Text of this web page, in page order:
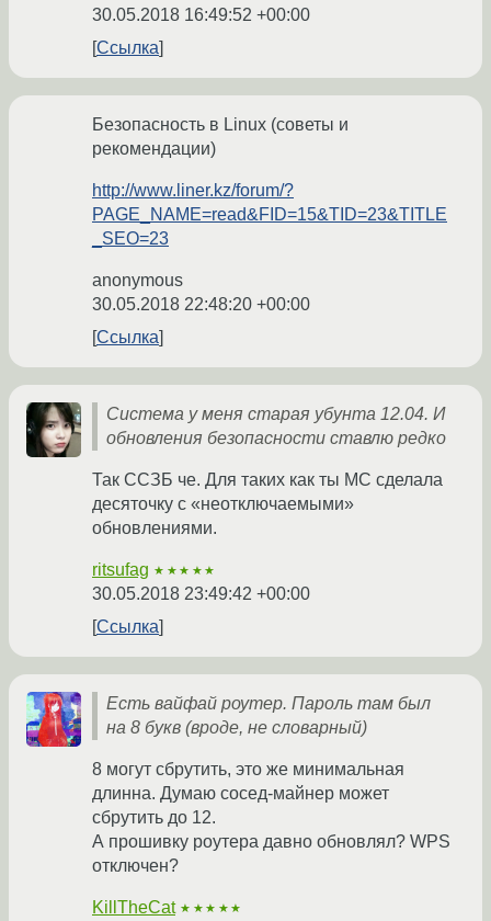
30.05.2018 16:49:52 +00:00
Ссылка
Безопасность в Linux (cоветы и
рекомендации)
http://www.liner.kz/forum/?
PAGE_NAME=read&FID=15&TID=23&TITLE
_SEO=23
anonymous
30.05.2018 22:48:20 +00:00
Ссылка
Система у меня старая убунта 12.04. И
обновления безопасности ставлю редко
Так ССЗБ че. Для таких как ты МС сделала
десяточку с «неотключаемыми»
обновлениями.
ritsufag ★★★★★
30.05.2018 23:49:42 +00:00
Ссылка
Есть вайфай роутер. Пароль там был
на 8 букв (вроде, не словарный)
8 могут сбрутить, это же минимальная
длинна. Думаю сосед-майнер может
сбрутить до 12.
А прошивку роутера давно обновлял? WPS
отключен?
KillTheCat ★★★★★